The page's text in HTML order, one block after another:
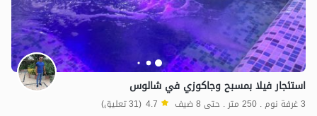
استئجار فيلا بمسبح وجاكوزي في شالوس
3 غرفة نوم . 250 متر . حتى 8 ضيف 4.7 (31 تعليق)